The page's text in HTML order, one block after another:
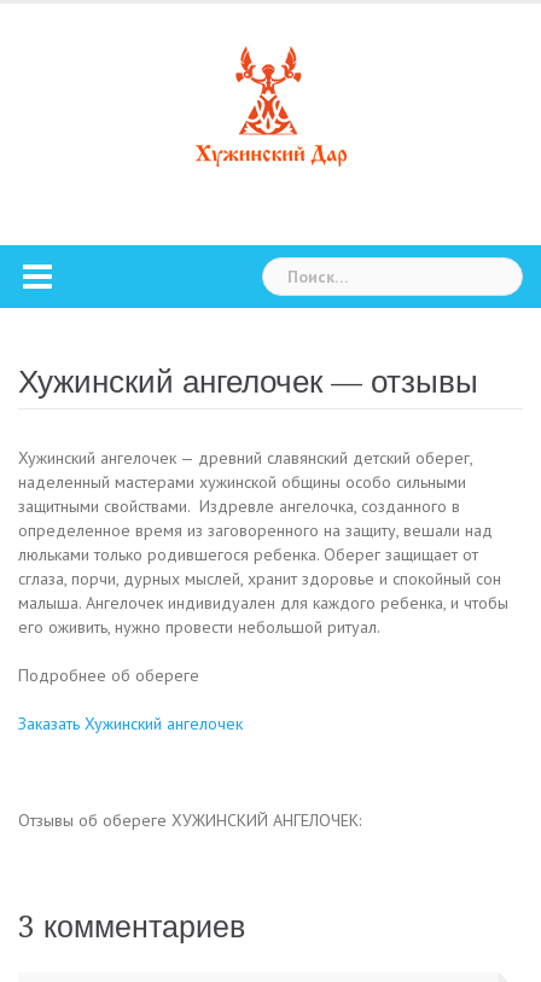
Найти:
Хужинский ангелочек — отзывы
Хужинский ангелочек — древний славянский детский оберег,
наделенный мастерами хужинской общины особо сильными
защитными свойствами. Издревле ангелочка, созданного в
определенное время из заговоренного на защиту, вешали над
люльками только родившегося ребенка. Оберег защищает от
сглаза, порчи, дурных мыслей, хранит здоровье и спокойный сон
малыша. Ангелочек индивидуален для каждого ребенка, и чтобы
его оживить, нужно провести небольшой ритуал.
Подробнее об обереге
Заказать Хужинский ангелочек
Отзывы об обереге ХУЖИНСКИЙ АНГЕЛОЧЕК:
3 комментариев